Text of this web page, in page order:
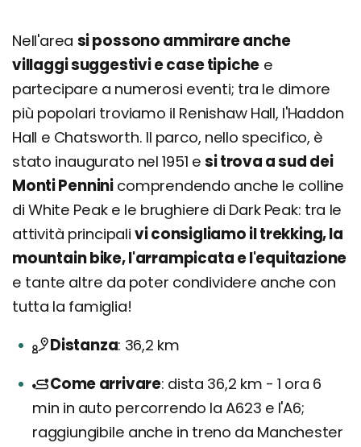
Nell'area si possono ammirare anche
villaggi suggestivi e case tipiche e
partecipare a numerosi eventi; tra le dimore
più popolari troviamo il Renishaw Hall, l'Haddon
Hall e Chatsworth. Il parco, nello specifico, è
stato inaugurato nel 1951 e si trova a sud dei
Monti Penninicomprendendo anche le colline
di White Peak e le brughiere di Dark Peak: tra le
attività principalivi consigliamo il trekking, la
mountain bike, l'arrampicata e l'equitazione
e tante altre da poter condividere anche con
tutta la famiglia!
Distanza 36,2 km
Come arrivare dista 36,2 km - 1 ora 6
min in auto percorrendo la A623 e l'A6;
raggiungibile anche in treno da Manchester